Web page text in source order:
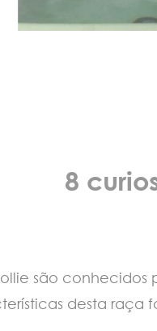
8
são
desta raça